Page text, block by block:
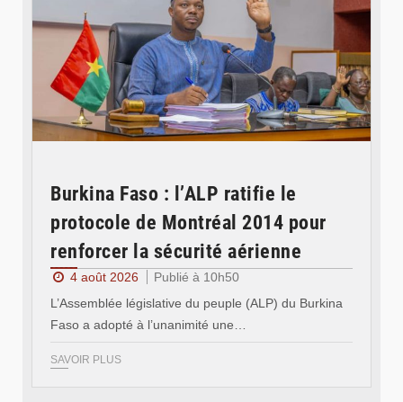
Burkina Faso : l’ALP ratifie le
protocole de Montréal 2014 pour
renforcer la sécurité aérienne
4 août 2026
Publié à 10h50
L’Assemblée législative du peuple (ALP) du Burkina
Faso a adopté à l’unanimité une…
SAVOIR PLUS